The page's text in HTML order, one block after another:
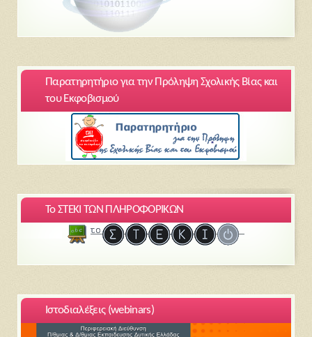
Παρατηρητήριο για την Πρόληψη Σχολικής Βίας και
του Εκφοβισμού
Το ΣΤΕΚΙ ΤΩΝ ΠΛΗΡΟΦΟΡΙΚΩΝ
Ιστοδιαλέξεις (webinars)